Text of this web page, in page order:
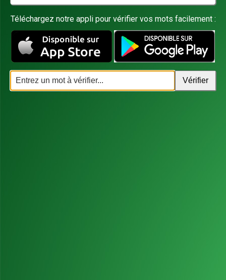
Téléchargez notre appli pour vérifier vos mots facilement :